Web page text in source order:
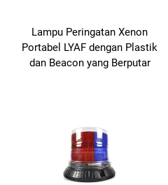
Lampu Peringatan Xenon
Portabel LYAF dengan Plastik
dan Beacon yang Berputar